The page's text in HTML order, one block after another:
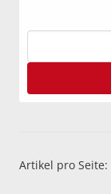
Artikel pro Seite: